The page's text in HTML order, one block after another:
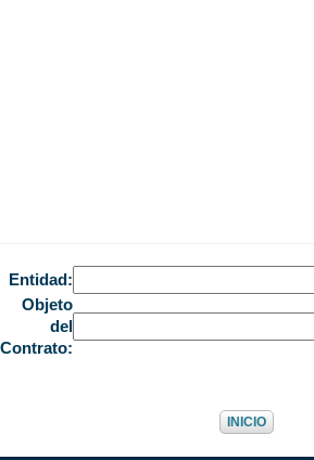
Entidad:
Objeto
del
Contrato:
INICIO